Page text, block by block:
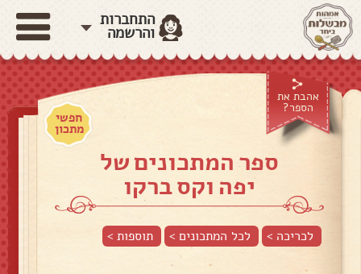
התחברות
והרשמה
אהבת את
הספר?
חפשי
מתכון
ספר המתכונים של
יפה וקס ברקו
לכריכה > לכל המתכונים > תוספות>